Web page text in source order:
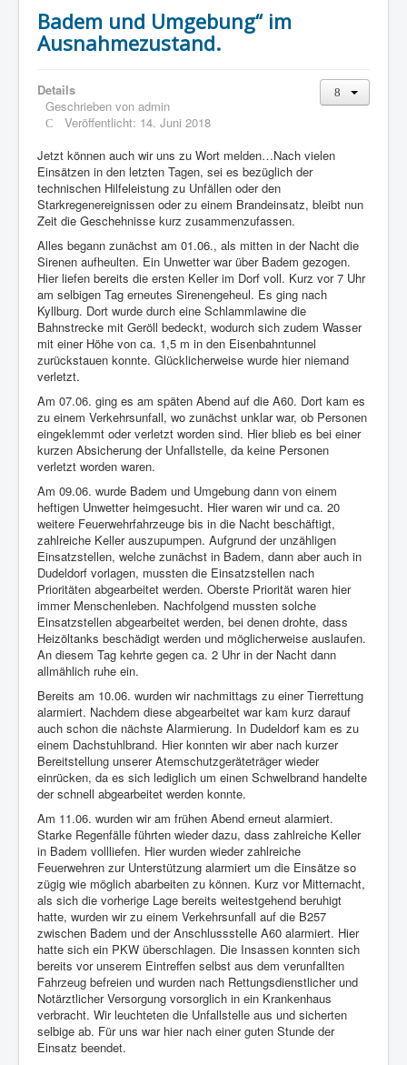
Badem und Umgebung“ im
Ausnahmezustand.
Details
Geschrieben von admin
Veröffentlicht: 14. Juni 2018
Jetzt können auch wir uns zu Wort melden…Nach vielen
Einsätzen in den letzten Tagen, sei es bezüglich der
technischen Hilfeleistung zu Unfällen oder den
Starkregenereignissen oder zu einem Brandeinsatz, bleibt nun
Zeit die Geschehnisse kurz zusammenzufassen.
Alles begann zunächst am 01.06., als mitten in der Nacht die
Sirenen aufheulten. Ein Unwetter war über Badem gezogen.
Hier liefen bereits die ersten Keller im Dorf voll. Kurz vor 7 Uhr
am selbigen Tag erneutes Sirenengeheul. Es ging nach
Kyllburg. Dort wurde durch eine Schlammlawine die
Bahnstrecke mit Geröll bedeckt, wodurch sich zudem Wasser
mit einer Höhe von ca. 1,5 m in den Eisenbahntunnel
zurückstauen konnte. Glücklicherweise wurde hier niemand
verletzt.
Am 07.06. ging es am späten Abend auf die A60. Dort kam es
zu einem Verkehrsunfall, wo zunächst unklar war, ob Personen
eingeklemmt oder verletzt worden sind. Hier blieb es bei einer
kurzen Absicherung der Unfallstelle, da keine Personen
verletzt worden waren.
Am 09.06. wurde Badem und Umgebung dann von einem
heftigen Unwetter heimgesucht. Hier waren wir und ca. 20
weitere Feuerwehrfahrzeuge bis in die Nacht beschäftigt,
zahlreiche Keller auszupumpen. Aufgrund der unzähligen
Einsatzstellen, welche zunächst in Badem, dann aber auch in
Dudeldorf vorlagen, mussten die Einsatzstellen nach
Prioritäten abgearbeitet werden. Oberste Priorität waren hier
immer Menschenleben. Nachfolgend mussten solche
Einsatzstellen abgearbeitet werden, bei denen drohte, dass
Heizöltanks beschädigt werden und möglicherweise auslaufen.
An diesem Tag kehrte gegen ca. 2 Uhr in der Nacht dann
allmählich ruhe ein.
Bereits am 10.06. wurden wir nachmittags zu einer Tierrettung
alarmiert. Nachdem diese abgearbeitet war kam kurz darauf
auch schon die nächste Alarmierung. In Dudeldorf kam es zu
einem Dachstuhlbrand. Hier konnten wir aber nach kurzer
Bereitstellung unserer Atemschutzgeräteträger wieder
einrücken, da es sich lediglich um einen Schwelbrand handelte
der schnell abgearbeitet werden konnte.
Am 11.06. wurden wir am frühen Abend erneut alarmiert.
Starke Regenfälle führten wieder dazu, dass zahlreiche Keller
in Badem vollliefen. Hier wurden wieder zahlreiche
Feuerwehren zur Unterstützung alarmiert um die Einsätze so
zügig wie möglich abarbeiten zu können. Kurz vor Mitternacht,
als sich die vorherige Lage bereits weitestgehend beruhigt
hatte, wurden wir zu einem Verkehrsunfall auf die B257
zwischen Badem und der Anschlussstelle A60 alarmiert. Hier
hatte sich ein PKW überschlagen. Die Insassen konnten sich
bereits vor unserem Eintreffen selbst aus dem verunfallten
Fahrzeug befreien und wurden nach Rettungsdienstlicher und
Notärztlicher Versorgung vorsorglich in ein Krankenhaus
verbracht. Wir leuchteten die Unfallstelle aus und sicherten
selbige ab. Für uns war hier nach einer guten Stunde der
Einsatz beendet.